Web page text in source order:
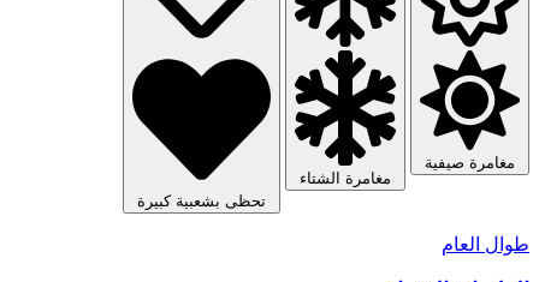
مغامرة صيفية
مغامرة الشتاء
تحظى بشعبية كبيرة
طوال العام